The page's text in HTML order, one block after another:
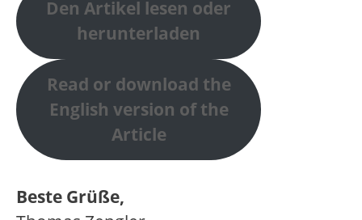
Den Artikel lesen oder
herunterladen
Read or download the
English version of the
Article
Beste Grüße,